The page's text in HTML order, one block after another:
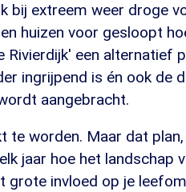
bij extreem weer droge
huizen voor gesloopt
Rivierdijk' een alternatief
ingrijpend is én ook de
aangebracht.
worden. Maar dat
jaar hoe het landschap
grote invloed op je